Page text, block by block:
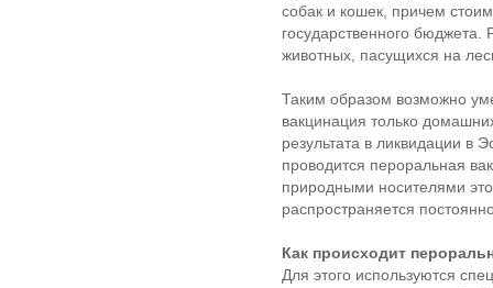
собак и кошек, причем
государственного бюджета.
животных, пасущихся на
Таким образом возможно
вакцинация только
результата в ликвидации в
проводится пероральная
природными носителями
распространяется
Как происходит
Для этого используются